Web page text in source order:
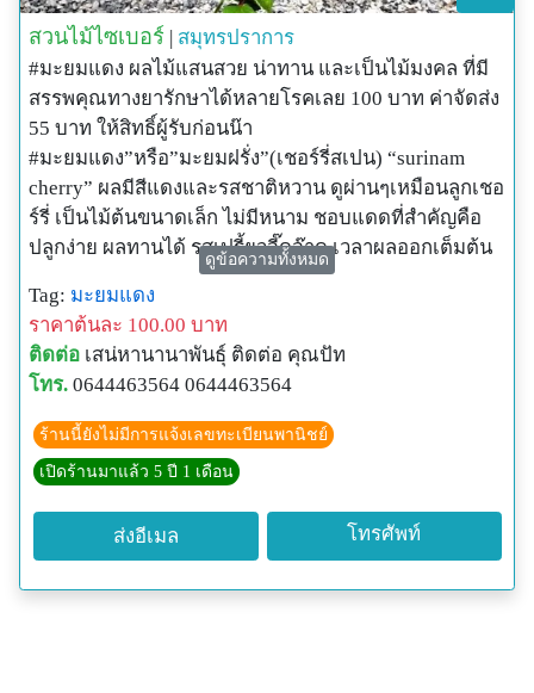
สวนไม้ไซเบอร์ | สมุทรปราการ
#มะยมแดง ผลไม้แสนสวย น่าทาน และเป็นไม้มงคล ที่มี
สรรพคุณทางยารักษาได้หลายโรคเลย 100 บาท ค่าจัดส่ง
55 บาท ให้สิทธิ์ผู้รับก่อนน๊า
#มะยมแดง”หรือ”มะยมฝรั่ง”(เชอร์รี่สเปน) “surinam
cherry” ผลมีสีแดงและรสชาติหวาน ดูผ่านๆเหมือนลูกเชอ
ร์รี่ เป็นไม้ต้นขนาดเล็ก ไม่มีหนาม ชอบแดดที่สำคัญคือ
ปลูกง่าย ผลทานได้ รสเปรี้ยวจี๊ดจ๊าด เวลาผลออกเต็มต้น
มะยมแดงเป็นไม้ยืนต้น สูง 3-8 เมตร ใบเป็นใบเดี่ยว ออก
เรียงสลับรูปไข่ หรือรูปใบหอก ปลายแหลม โคนมน สี
เขียวสด ดอก ออกเป็นช่อตามซอกใบ แต่ละช่อประกอบ
ด้วยดอกย่อยหลายดอก กลีบดอกเป็นสีขาวอมชมพู มีกลิ่น
หอมอ่อนๆ เวลามีดอกจะดูสวยงามและส่งกลิ่นหอมโชย
เข้าจมูกตอนยืนใกล้ๆ เป็นที่ชื่นใจยิ่ง
ผล รูปทรงกลมแป้นคล้ายผลมะยม รอบผลแบ่งเป็นพูย่นๆ
7-8 พู ภายในมี 1 เมล็ด ผลดิบเป็นสีเขียว เมื่อแก่หรือสุก
เป็นสีเหลืองและแดงตามลำดับ ผลสุกรับประทานได้
รสชาติเปรี้ยวปนหวานชุ่มคออร่อยดี ส่วนใหญ่นิยมนำเอา
ดูข้อความทั้งหมด
Tag: มะยมแดง
ราคาต้นละ 100.00 บาท
ติดต่อ เสน่หานานาพันธุ์ ติดต่อ คุณปัท
โทร. 0644463564 0644463564
ร้านนี้ยังไม่มีการแจ้งเลขทะเบียนพานิชย์
เปิดร้านมาแล้ว 5 ปี 1 เดือน
ส่งอีเมล โทรศัพท์